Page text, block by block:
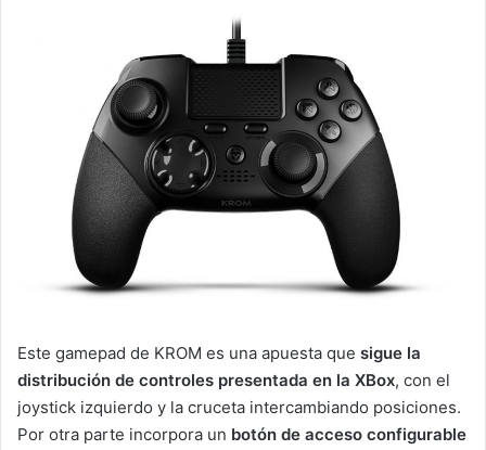
Este gamepad de KROM es una apuesta que sigue la
distribución de controles presentada en la XBox, con el
joystick izquierdo y la cruceta intercambiando posiciones.
Por otra parte incorpora un botón de acceso configurable